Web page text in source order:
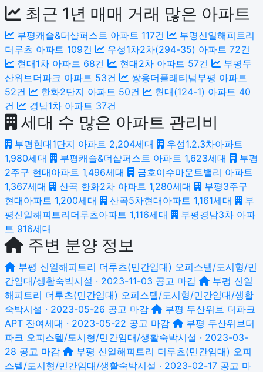
최근 1년 매매 거래 많은 아파트
부평캐슬&더샵퍼스트 아파트 117건
부평신일해피트리
더루츠 아파트 109건 우성1차2차(294-35) 아파트 72건
현대1차 아파트 68건 현대2차 아파트 57건
부평두
산위브더파크 아파트 53건
쌍용더플래티넘부평 아파트
52건
한화2단지 아파트 50건 현대(124-1) 아파트 40
건
경남1차 아파트 37건
세대 수 많은 아파트 관리비
부평현대1단지 아파트 2,204세대
우성1.2.3차아파트
1,980세대
부평캐슬&더샵퍼스트 아파트 1,623세대
부평
2주구 현대아파트 1,496세대
금호이수마운트밸리 아파트
1,367세대
산곡 한화2차 아파트 1,280세대
부평3주구
현대아파트 1,200세대 산곡5차현대아파트 1,161세대
부
평신일해피트리더루츠아파트 1,116세대
부평경남3차 아파
트 916세대
주변 분양 정보
부평 신일해피트리 더루츠(민간임대) 오피스텔/도시형/민
간임대/생활숙박시설 · 2023-11-03 공고 마감
부평 신일
해피트리 더루츠(민간임대) 오피스텔/도시형/민간임대/생활
숙박시설 · 2023-05-26 공고 마감
부평 두산위브 더파크
APT 잔여세대 · 2023-05-22 공고 마감
부평 두산위브더
파크 오피스텔/도시형/민간임대/생활숙박시설 · 2023-03-
28 공고 마감 부평 신일해피트리 더루츠(민간임대) 오피
스텔/도시형/민간임대/생활숙박시설 · 2023-02-17 공고 마